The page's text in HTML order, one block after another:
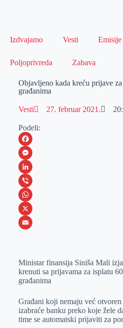
Izdvajamo Vesti Emisije
Poljoprivreda Zabava
Objavljeno kada kreću prijave
građanima
Vesti 27. februar 2021.
Podeli:
F
a
c
e
b
o
M
e
s
s
e
e
r
L
i
n
k
I
n
V
i
b
W
h
s
A
p
X
a
i
Ministar finansija Siniša Mali
krenuti sa prijavama za isplatu
građanima
Građani koji nemaju već
izabraće banku preko koje žele
time se automatski prijaviti za